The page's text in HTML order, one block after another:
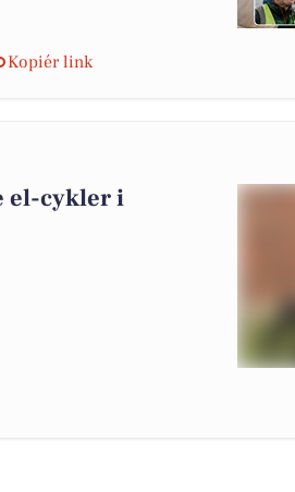
Kopiér link
el-cykler i